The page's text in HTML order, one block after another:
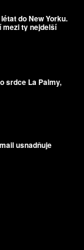
do New Yorku.
mezi ty nejdelší
srdce La Palmy,
usnadňuje